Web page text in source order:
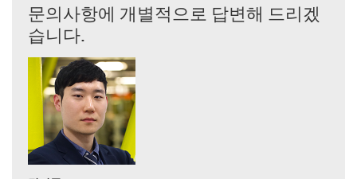
문의사항에 개별적으로 답변해 드리겠
습니다.